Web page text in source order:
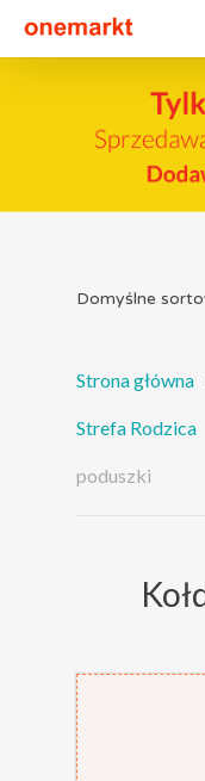
Domyślne
Strona główna
Strefa Rodzica
poduszki